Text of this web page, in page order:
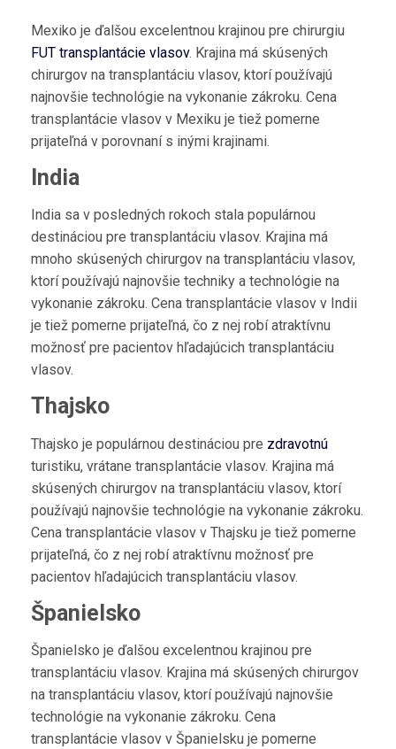
Mexiko je ďalšou excelentnou krajinou pre chirurgiu
FUT transplantácie vlasov. Krajina má skúsených
chirurgov na transplantáciu vlasov, ktorí používajú
najnovšie technológie na vykonanie zákroku. Cena
transplantácie vlasov v Mexiku je tiež pomerne
prijateľná v porovnaní s inými krajinami.
India
India sa v posledných rokoch stala populárnou
destináciou pre transplantáciu vlasov. Krajina má
mnoho skúsených chirurgov na transplantáciu vlasov,
ktorí používajú najnovšie techniky a technológie na
vykonanie zákroku. Cena transplantácie vlasov v Indii
je tiež pomerne prijateľná, čo z nej robí atraktívnu
možnosť pre pacientov hľadajúcich transplantáciu
vlasov.
Thajsko
Thajsko je populárnou destináciou pre zdravotnú
turistiku, vrátane transplantácie vlasov. Krajina má
skúsených chirurgov na transplantáciu vlasov, ktorí
používajú najnovšie technológie na vykonanie zákroku.
Cena transplantácie vlasov v Thajsku je tiež pomerne
prijateľná, čo z nej robí atraktívnu možnosť pre
pacientov hľadajúcich transplantáciu vlasov.
Španielsko
Španielsko je ďalšou excelentnou krajinou pre
transplantáciu vlasov. Krajina má skúsených chirurgov
na transplantáciu vlasov, ktorí používajú najnovšie
technológie na vykonanie zákroku. Cena
transplantácie vlasov v Španielsku je pomerne